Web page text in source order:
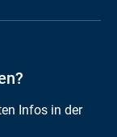
Infos in der